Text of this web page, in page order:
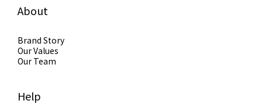
About
Brand Story
Our Values
Our Team
Help